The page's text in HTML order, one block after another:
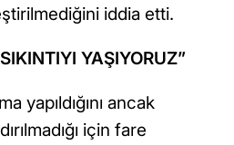
iddia etti.
YAŞIYORUZ”
yapıldığını ancak
için fare